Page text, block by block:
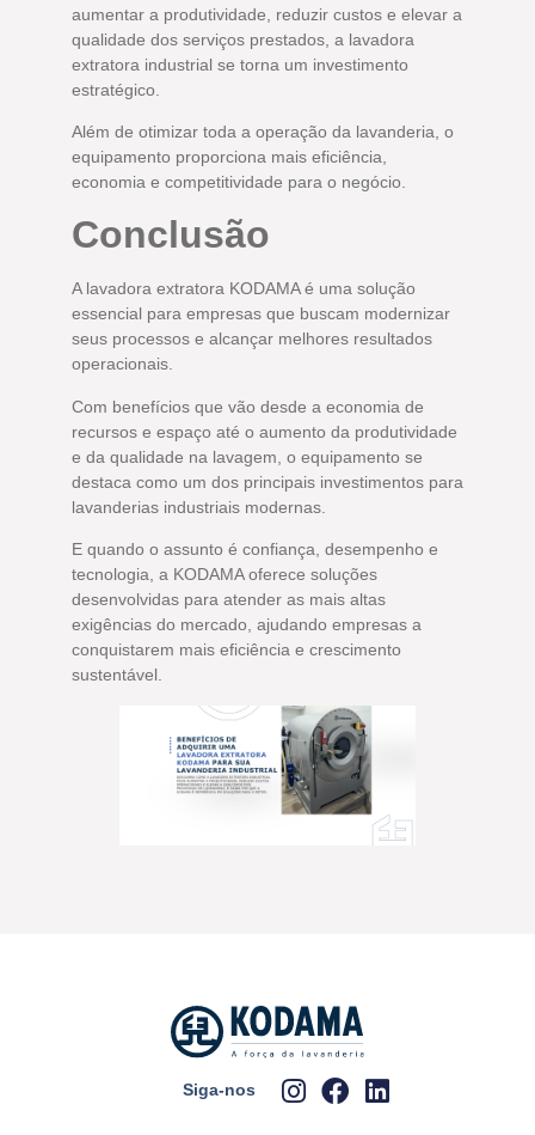
aumentar a produtividade, reduzir custos e elevar a
qualidade dos serviços prestados, a lavadora
extratora industrial se torna um investimento
estratégico.
Além de otimizar toda a operação da lavanderia, o
equipamento proporciona mais eficiência,
economia e competitividade para o negócio.
Conclusão
A lavadora extratora KODAMA é uma solução
essencial para empresas que buscam modernizar
seus processos e alcançar melhores resultados
operacionais.
Com benefícios que vão desde a economia de
recursos e espaço até o aumento da produtividade
e da qualidade na lavagem, o equipamento se
destaca como um dos principais investimentos para
lavanderias industriais modernas.
E quando o assunto é confiança, desempenho e
tecnologia, a KODAMA oferece soluções
desenvolvidas para atender as mais altas
exigências do mercado, ajudando empresas a
conquistarem mais eficiência e crescimento
sustentável.
Siga-nos